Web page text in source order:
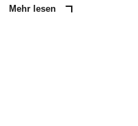
Mehr lesen